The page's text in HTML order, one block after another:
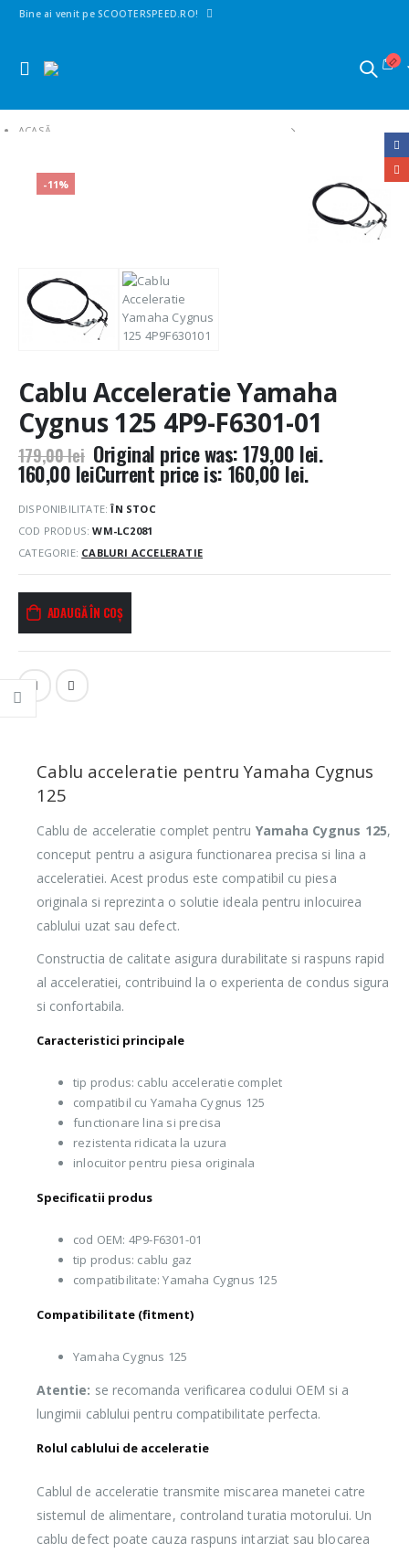
Bine ai venit pe SCOOTERSPEED.RO!
ACASĂ
1. PIESE SCUTERE | MAXISCUTERE | MOTO | CROSS
CABLURI
-11%
Cablu Acceleratie Yamaha
Cygnus 125 4P9-F6301-01
179,00lei Original price was: 179,00 lei.
160,00leiCurrent price is: 160,00 lei.
DISPONIBILITATE:ÎN STOC
COD PRODUS:WM-LC2081
CATEGORIE: CABLURI ACCELERATIE
ADAUGĂ ÎN COȘ
Cablu acceleratie pentru Yamaha Cygnus
125
Cablu de acceleratie complet pentru Yamaha Cygnus 125,
conceput pentru a asigura functionarea precisa si lina a
acceleratiei. Acest produs este compatibil cu piesa
originala si reprezinta o solutie ideala pentru inlocuirea
cablului uzat sau defect.
Constructia de calitate asigura durabilitate si raspuns rapid
al acceleratiei, contribuind la o experienta de condus sigura
si confortabila.
Caracteristici principale
tip produs: cablu acceleratie complet
compatibil cu Yamaha Cygnus 125
functionare lina si precisa
rezistenta ridicata la uzura
inlocuitor pentru piesa originala
Specificatii produs
cod OEM: 4P9-F6301-01
tip produs: cablu gaz
compatibilitate: Yamaha Cygnus 125
Compatibilitate (fitment)
Yamaha Cygnus 125
Atentie: se recomanda verificarea codului OEM si a
lungimii cablului pentru compatibilitate perfecta.
Rolul cablului de acceleratie
Cablul de acceleratie transmite miscarea manetei catre
sistemul de alimentare, controland turatia motorului. Un
cablu defect poate cauza raspuns intarziat sau blocarea